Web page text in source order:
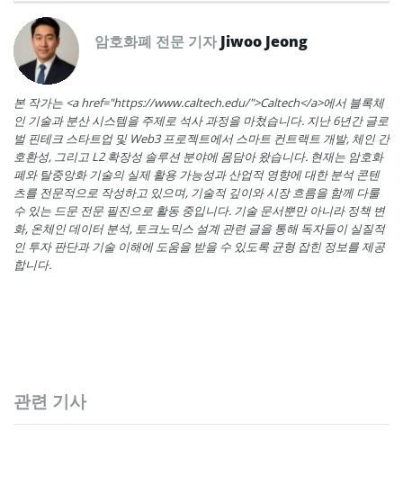
암호화폐 전문 기자Jiwoo Jeong
본 작가는 <a href="https://www.caltech.edu/">Caltech</a>에서 블록체
인 기술과 분산 시스템을 주제로 석사 과정을 마쳤습니다. 지난 6년간 글로
벌 핀테크 스타트업 및 Web3 프로젝트에서 스마트 컨트랙트 개발, 체인 간
호환성, 그리고 L2 확장성 솔루션 분야에 몸담아 왔습니다. 현재는 암호화
폐와 탈중앙화 기술의 실제 활용 가능성과 산업적 영향에 대한 분석 콘텐
츠를 전문적으로 작성하고 있으며, 기술적 깊이와 시장 흐름을 함께 다룰
수 있는 드문 전문 필진으로 활동 중입니다. 기술 문서뿐만 아니라 정책 변
화, 온체인 데이터 분석, 토크노믹스 설계 관련 글을 통해 독자들이 실질적
인 투자 판단과 기술 이해에 도움을 받을 수 있도록 균형 잡힌 정보를 제공
합니다.
관련 기사